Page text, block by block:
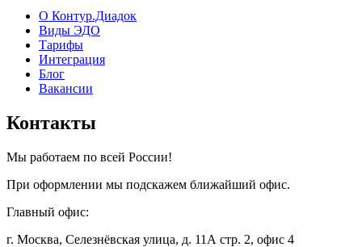
О Контур.Диадок
Виды ЭДО
Тарифы
Интеграция
Блог
Вакансии
Контакты
Мы работаем по всей России!
При оформлении мы подскажем ближайший офис.
Главный офис:
г. Москва, Селезнёвская улица, д. 11А стр. 2, офис 4